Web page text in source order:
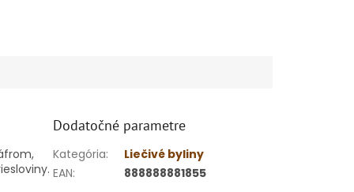
Dodatočné parametre
Kategória:
Liečivé byliny
EAN: 888888881855